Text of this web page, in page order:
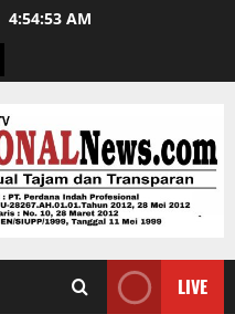
4:54:54 AM
LIVE